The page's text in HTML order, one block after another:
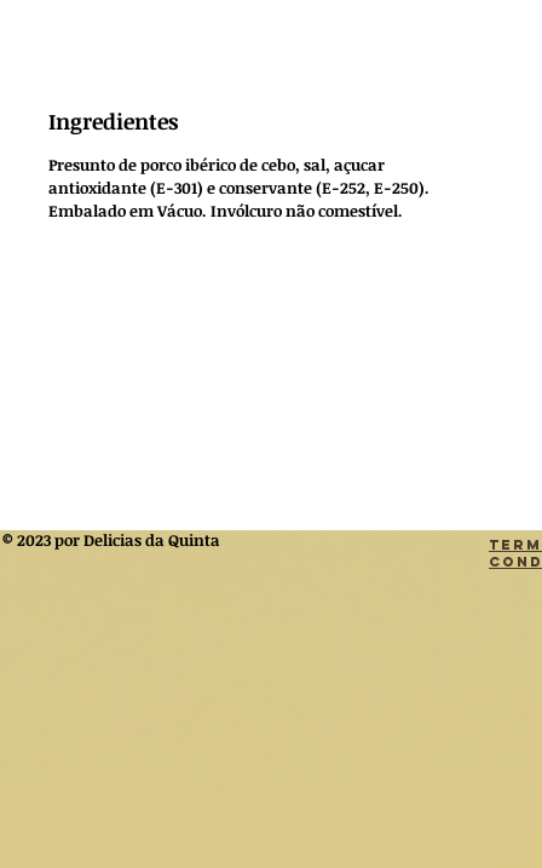
Ingredientes
Presunto de porco ibérico de cebo, sal, açucar
antioxidante (E-301) e conservante (E-252, E-250).
Embalado em Vácuo. Invólcuro não comestível.
© 2023 por Delicias da Quinta